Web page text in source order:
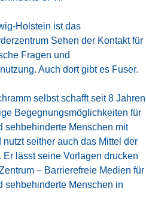
Holstein ist das
Sehen der Kontakt für
Fragen und
Auch dort gibt es Fuser.
selbst schafft seit 8 Jahren
Begegnungsmöglichkeiten für
sehbehinderte Menschen mit
nutzt seither auch das Mittel der
Er lässt seine Vorlagen drucken
– Barrierefreie Medien für
sehbehinderte Menschen in